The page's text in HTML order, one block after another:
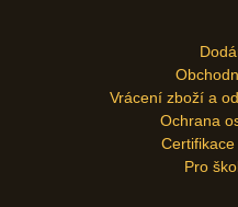
Vrácení zboží a
Ochrana
Pro